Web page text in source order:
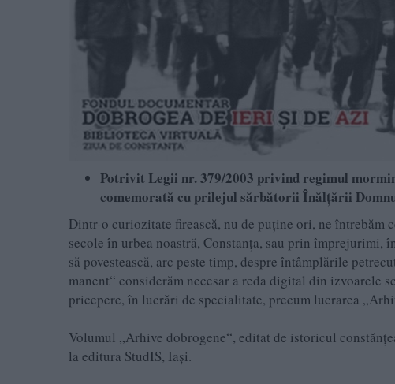
Potrivit Legii nr. 379/2003 privind regimul
comemorată cu prilejul sărbătorii Înălțării
Dintr-o curiozitate firească, nu de puține ori, ne întrebăm
secole în urbea noastră, Constanța, sau prin împrejurimi,
să povestească, arc peste timp, despre întâmplările
manent“ considerăm necesar a reda digital din izvoarele
pricepere, în lucrări de specialitate, precum lucrarea
Volumul „Arhive dobrogene“, editat de istoricul
la editura StudIS, Iaşi.